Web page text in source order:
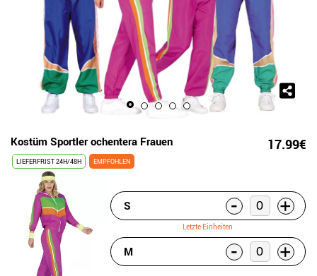
Kostüm Sportler ochentera Frauen 17.99€
LIEFERFRIST 24H/48H EMPFOHLEN
S - +
Letzte Einheiten
M - +